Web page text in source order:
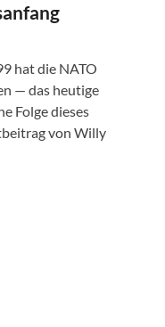
hat die NATO
— das heutige
Folge dieses
von Willy